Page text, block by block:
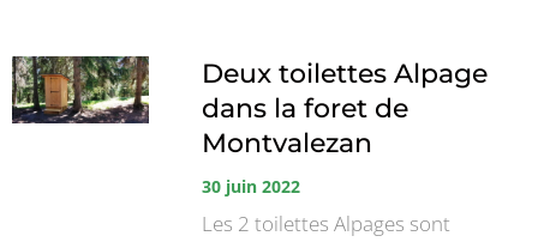
Deux toilettes Alpage
dans la foret de
Montvalezan
30 juin 2022
Les 2 toilettes Alpages sont